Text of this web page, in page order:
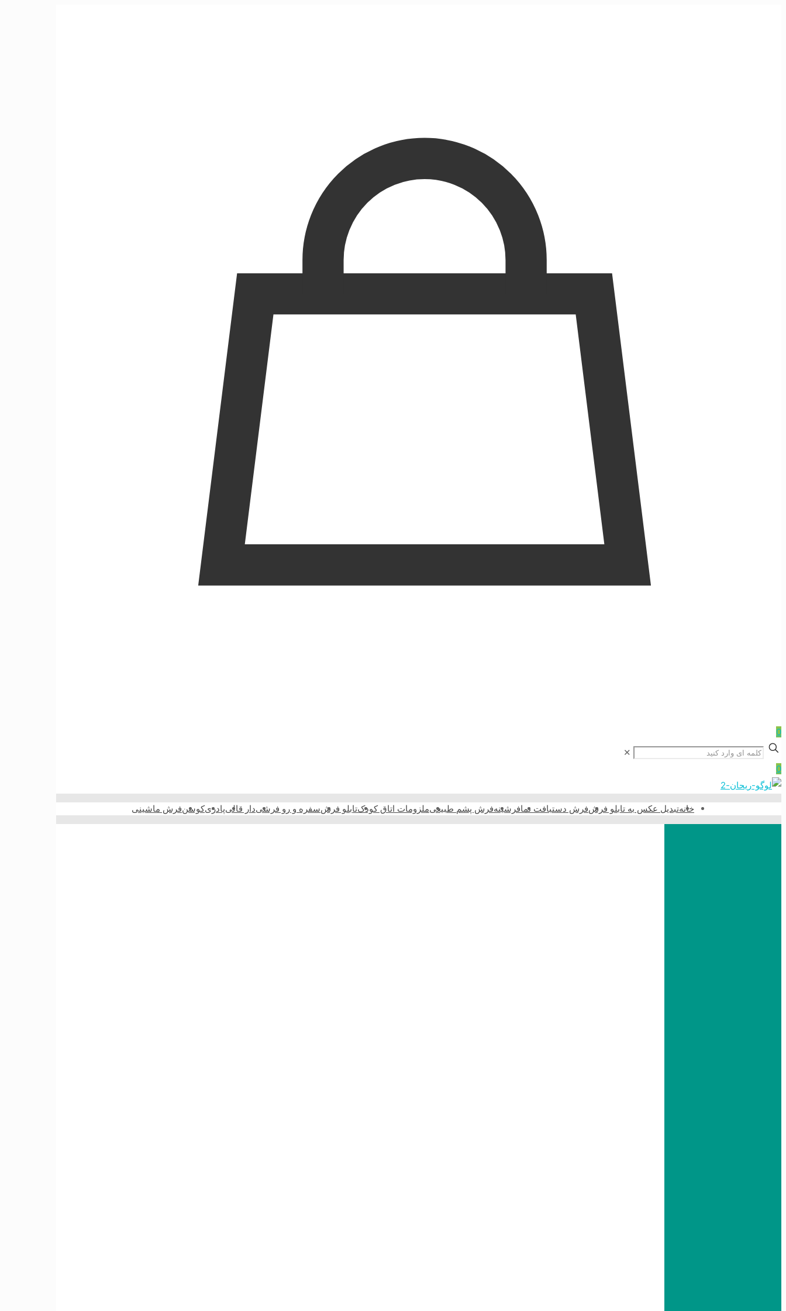
0
✕
0
خانهتبدیل عکس به تابلو فرشفرش دستبافت نمافرشینهفرش پشم طبیعیملزومات اتاق کودکتابلو فرشسفره و رو فرشیدار قالیپادریکوسنفرش ماشینی